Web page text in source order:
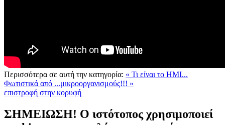
Περισσότερα σε αυτή την κατηγορία: « Τι είναι το HMI...
Φωτιστικά από ...μικροοργανισμούς!!! »
επιστροφή στην κορυφή
ΣΗΜΕΙΩΣΗ! Ο ιστότοπος χρησιμοποιεί